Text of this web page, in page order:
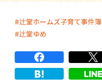
辻堂ホームズ子育て事件簿
辻堂ゆめ